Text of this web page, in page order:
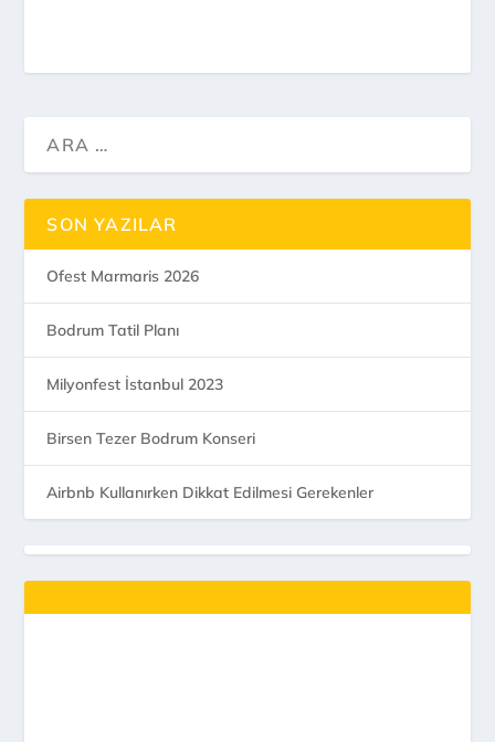
SON YAZILAR
Ofest Marmaris 2026
Bodrum Tatil Planı
Milyonfest İstanbul 2023
Birsen Tezer Bodrum Konseri
Airbnb Kullanırken Dikkat Edilmesi Gerekenler